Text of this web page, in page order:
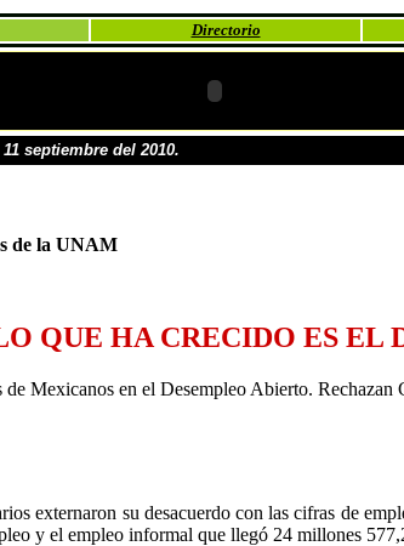
Directorio
septiembre del 2010.
de la UNAM
QUE HA CRECIDO ES EL
Mexicanos en el Desempleo Abierto. Rechazan
externaron su desacuerdo con las cifras de
y el empleo informal que llegó 24 millones